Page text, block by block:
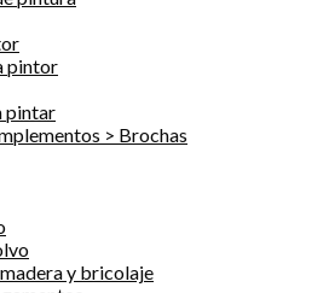
pintor
pintar
> Brochas
y bricolaje